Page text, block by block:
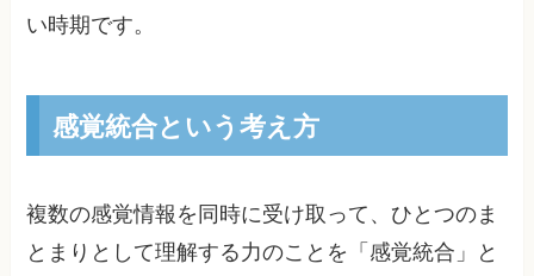
い時期です。
感覚統合という考え方
複数の感覚情報を同時に受け取って、ひとつのま
とまりとして理解する力のことを「感覚統合」と